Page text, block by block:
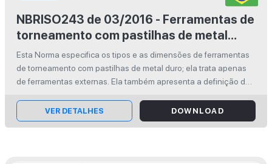
NBRISO243 de 03/2016 - Ferramentas de
torneamento com pastilhas de metal
duro — Ferramentas externas
Esta Norma especifica os tipos e as dimensões de ferramentas
de torneamento com pastilhas de metal duro; ela trata apenas
de ferramentas externas. Ela também apresenta a definição de
VER DETALHES DOWNLOAD